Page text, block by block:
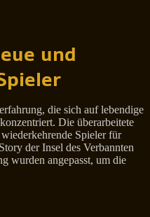
und
die sich auf lebendige
Die überarbeitete
Spieler für
der Insel des Verbannten
wurden angepasst, um die